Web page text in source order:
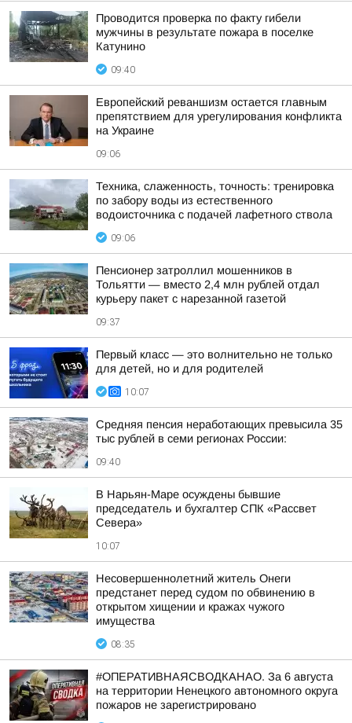
Проводится проверка по факту гибели
мужчины в результате пожара в поселке
Катунино
09:40
Европейский реваншизм остается главным
препятствием для урегулирования конфликта
на Украине
09:06
Техника, слаженность, точность: тренировка
по забору воды из естественного
водоисточника с подачей лафетного ствола
09:06
Пенсионер затроллил мошенников в
Тольятти — вместо 2,4 млн рублей отдал
курьеру пакет с нарезанной газетой
09:37
Первый класс — это волнительно не только
для детей, но и для родителей
10:07
Средняя пенсия неработающих превысила 35
тыс рублей в семи регионах России:
09:40
В Нарьян-Маре осуждены бывшие
председатель и бухгалтер СПК «Рассвет
Севера»
10:07
Несовершеннолетний житель Онеги
предстанет перед судом по обвинению в
открытом хищении и кражах чужого
имущества
08:35
#ОПЕРАТИВНАЯСВОДКАНАО. За 6 августа
на территории Ненецкого автономного округа
пожаров не зарегистрировано